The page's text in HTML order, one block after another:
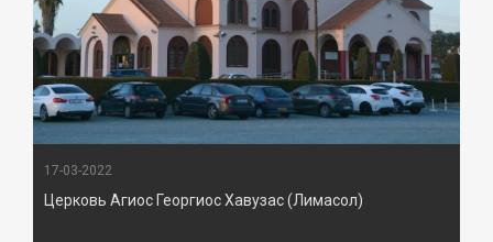
17-03-2022
Церковь Агиос Георгиос Хавузас (Лимасол)